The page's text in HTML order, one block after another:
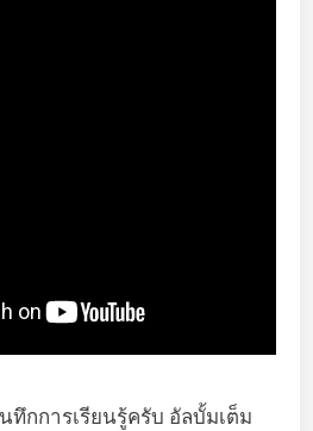
กการเรียนรู้ครับ อัลบั้มเต็ม